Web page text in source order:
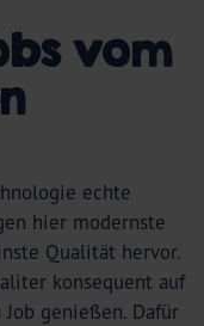
vom
echte
hier modernste
Qualität hervor.
konsequent auf
genießen. Dafür